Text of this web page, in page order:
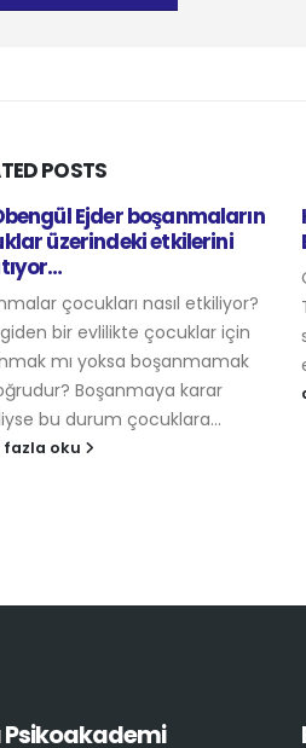
POSTS
Ateşi Bu Yaz Yanmaya
ÖSS, ÖYS, LYS, DGS, YDS,
derken sürekli değişen sınav
ve buna bağlı sürekli değişen
sistemi...
fazla oku
Psikoakademi